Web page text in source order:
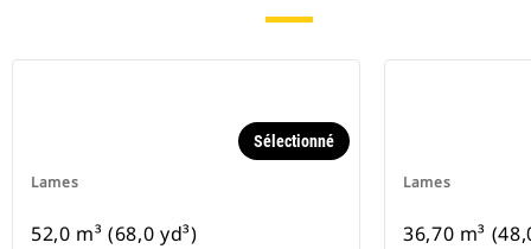
Lames
Sélectionné
52,0 m³ (68,0 yd³)
Lames
36,70 m³